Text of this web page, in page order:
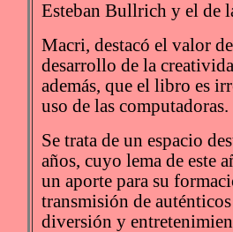
Esteban Bullrich y el de
Macri, destacó el valor
desarrollo de la
además, que el libro es
uso de las computadoras.
Se trata de un espacio
años, cuyo lema de este
un aporte para su
transmisión de
diversión y